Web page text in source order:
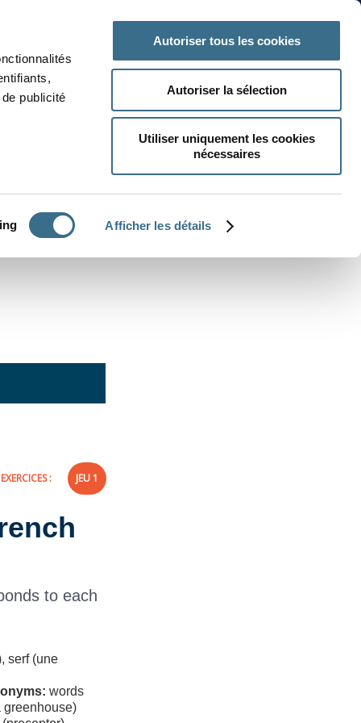
publicité
Afficher les détails
Autoriser tous les cookies
Autoriser la sélection
Utiliser uniquement les cookies
nécessaires
: JEU 1
to each
serf (une
words
greenhouse)